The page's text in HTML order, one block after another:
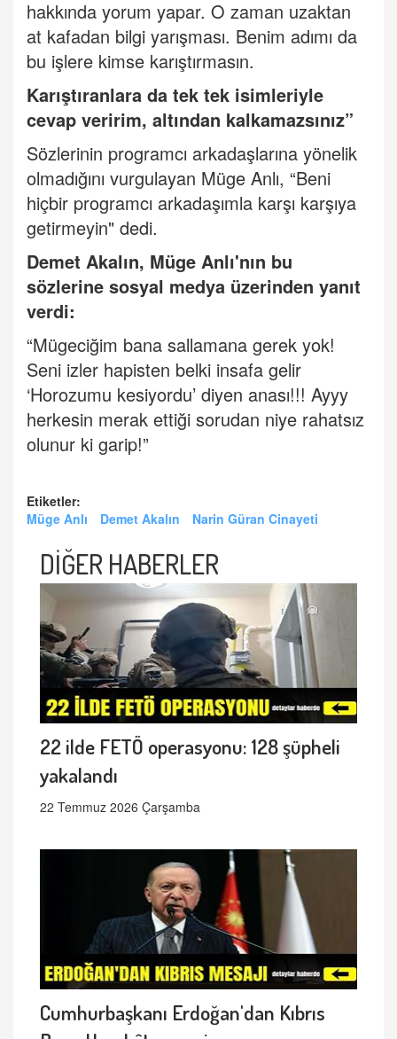
hakkında yorum yapar. O zaman uzaktan
at kafadan bilgi yarışması. Benim adımı da
bu işlere kimse karıştırmasın.
Karıştıranlara da tek tek isimleriyle
cevap veririm, altından kalkamazsınız”
Sözlerinin programcı arkadaşlarına yönelik
olmadığını vurgulayan Müge Anlı, “Beni
hiçbir programcı arkadaşımla karşı karşıya
getirmeyin" dedi.
Demet Akalın, Müge Anlı'nın bu
sözlerine sosyal medya üzerinden yanıt
verdi:
“Mügeciğim bana sallamana gerek yok!
Seni izler hapisten belki insafa gelir
‘Horozumu kesiyordu’ diyen anası!!! Ayyy
herkesin merak ettiği sorudan niye rahatsız
olunur ki garip!”
Etiketler:
Müge Anlı
Demet Akalın Narin Güran Cinayeti
DİĞER HABERLER
22 ilde FETÖ operasyonu: 128 şüpheli
yakalandı
22 Temmuz 2026 Çarşamba
Cumhurbaşkanı Erdoğan'dan Kıbrıs